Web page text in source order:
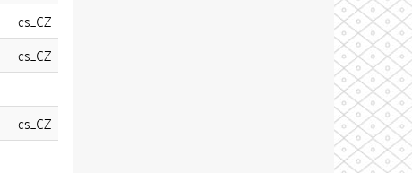
cs_CZ
cs_CZ
cs_CZ